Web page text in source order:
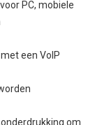
PC, mobiele
een VoIP
om